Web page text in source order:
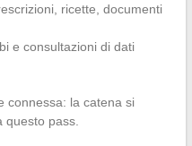
ricette, documenti
e consultazioni di dati
connessa: la catena si
pass.